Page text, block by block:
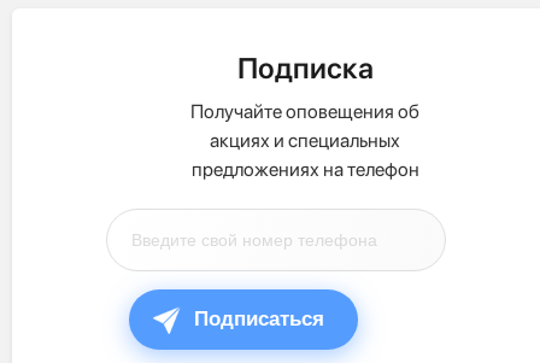
Подписка
Получайте оповещения об
акциях и специальных
предложениях на телефон
Подписаться